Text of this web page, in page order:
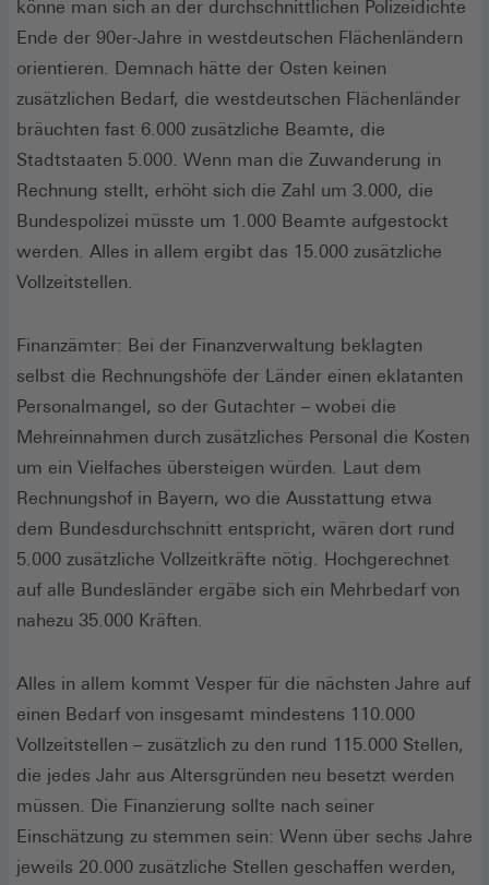
könne man sich an der durchschnittlichen Polizeidichte
Ende der 90er-Jahre in westdeutschen Flächenländern
orientieren. Demnach hätte der Osten keinen
zusätzlichen Bedarf, die westdeutschen Flächenländer
bräuchten fast 6.000 zusätzliche Beamte, die
Stadtstaaten 5.000. Wenn man die Zuwanderung in
Rechnung stellt, erhöht sich die Zahl um 3.000, die
Bundespolizei müsste um 1.000 Beamte aufgestockt
werden. Alles in allem ergibt das 15.000 zusätzliche
Vollzeitstellen.
Finanzämter: Bei der Finanzverwaltung beklagten
selbst die Rechnungshöfe der Länder einen eklatanten
Personalmangel, so der Gutachter – wobei die
Mehreinnahmen durch zusätzliches Personal die Kosten
um ein Vielfaches übersteigen würden. Laut dem
Rechnungshof in Bayern, wo die Ausstattung etwa
dem Bundesdurchschnitt entspricht, wären dort rund
5.000 zusätzliche Vollzeitkräfte nötig. Hochgerechnet
auf alle Bundesländer ergäbe sich ein Mehrbedarf von
nahezu 35.000 Kräften.
Alles in allem kommt Vesper für die nächsten Jahre auf
einen Bedarf von insgesamt mindestens 110.000
Vollzeitstellen – zusätzlich zu den rund 115.000 Stellen,
die jedes Jahr aus Altersgründen neu besetzt werden
müssen. Die Finanzierung sollte nach seiner
Einschätzung zu stemmen sein: Wenn über sechs Jahre
jeweils 20.000 zusätzliche Stellen geschaffen werden,